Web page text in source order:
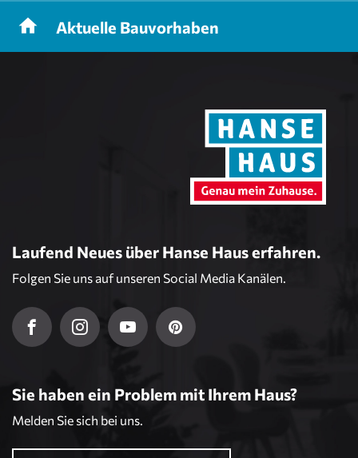
Aktuelle Bauvorhaben
Laufend Neues über Hanse Haus erfahren.
Folgen Sie uns auf unseren Social Media Kanälen.
Sie haben ein Problem mit Ihrem Haus?
Melden Sie sich bei uns.